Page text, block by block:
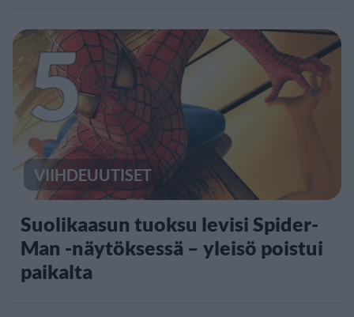
5
VIIHDEUUTISET
Suolikaasun tuoksu levisi Spider-
Man -näytöksessä – yleisö poistui
paikalta